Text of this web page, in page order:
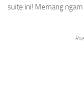
suite ini! Memang ngam